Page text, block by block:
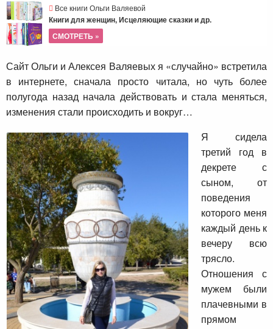
Все книги Ольги Валяевой
Книги для женщин, Исцеляющие сказки и др.
СМОТРЕТЬ »
Сайт Ольги и Алексея Валяевых я «случайно» встретила
в интернете, сначала просто читала, но чуть более
полугода назад начала действовать и стала меняться,
изменения стали происходить и вокруг…
Я сидела
третий год в
декрете с
сыном, от
поведения
которого меня
каждый день к
вечеру всю
трясло.
Отношения с
мужем были
плачевными в
прямом